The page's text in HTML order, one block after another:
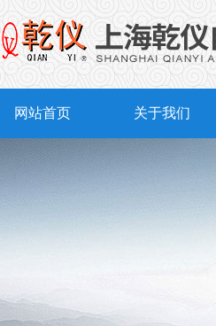
网站首页 关于我们